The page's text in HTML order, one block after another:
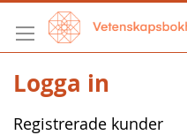
Hoppa
till
innehållet
Logga in
Registrerade kunder